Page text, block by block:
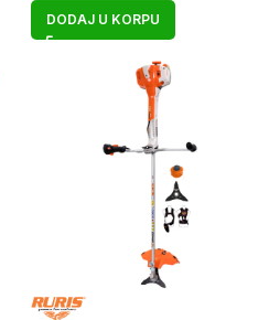
DODAJ U KORPU